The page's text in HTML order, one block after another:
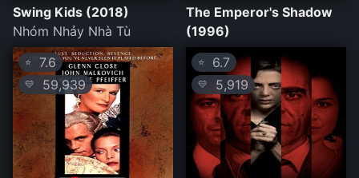
Swing Kids (2018)
Nhóm Nhảy Nhà Tù
The Emperor's Shadow
(1996)
⭐ 7.6
💛 59,939
⭐ 6.7
💛 5,919